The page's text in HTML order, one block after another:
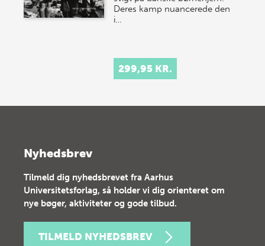
Deres kamp nuancerede den
i…
299,95 KR.
Nyhedsbrev
Tilmeld dig nyhedsbrevet fra Aarhus
Universitetsforlag, så holder vi dig orienteret om
nye bøger, aktiviteter og gode tilbud.
TILMELD NYHEDSBREV